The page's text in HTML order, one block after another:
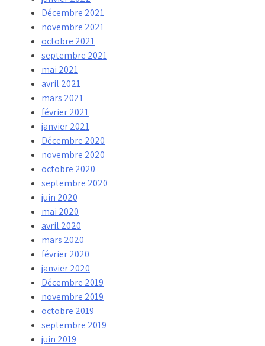
Décembre 2021
novembre 2021
octobre 2021
septembre 2021
mai 2021
avril 2021
mars 2021
février 2021
janvier 2021
Décembre 2020
novembre 2020
octobre 2020
septembre 2020
juin 2020
mai 2020
avril 2020
mars 2020
février 2020
janvier 2020
Décembre 2019
novembre 2019
octobre 2019
septembre 2019
juin 2019